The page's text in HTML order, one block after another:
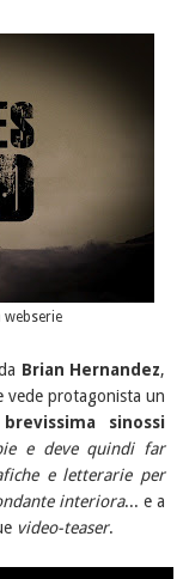
Brian Hernandez,
vede protagonista un
brevissima sinossi
e deve quindi far
e letterarie per
interiora... e a
video-teaser.